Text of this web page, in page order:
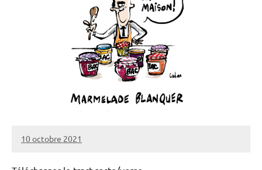
10 octobre 2021
SNFOLC44